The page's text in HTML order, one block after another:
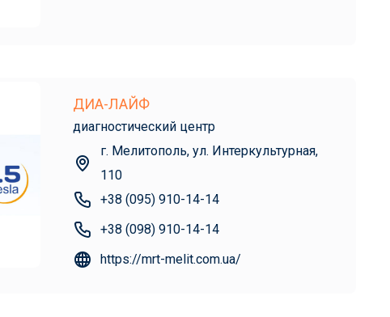
ДИА-ЛАЙФ
диагностический центр
г. Мелитополь, ул. Интеркультурная,
110
+38 (095) 910-14-14
+38 (098) 910-14-14
https://mrt-melit.com.ua/